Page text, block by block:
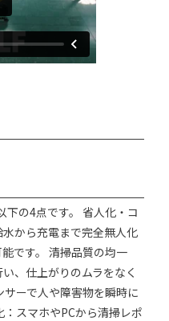
下の4点です。 省人化・コ
から充電まで完全無人化
です。 清掃品質の均一
、仕上がりのムラをなく
ーで人や障害物を瞬時に
スマホやPCから清掃レポ